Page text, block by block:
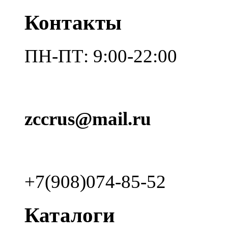
Контакты
ПН-ПТ: 9:00-22:00
zccrus@mail.ru
+7(908)074-85-52
Каталоги